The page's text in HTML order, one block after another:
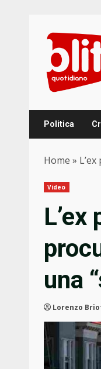
content
Politica
Home »
Video
una
Lorenzo